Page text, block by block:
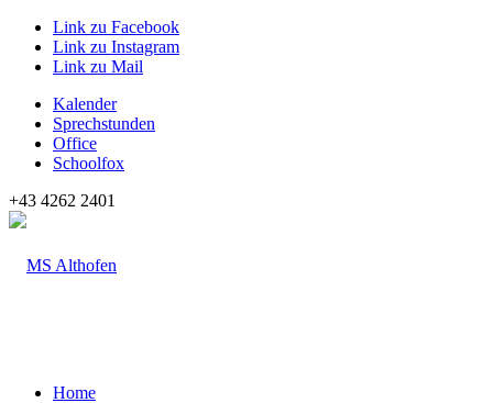
Link zu Facebook
Link zu Instagram
Link zu Mail
Kalender
Sprechstunden
Office
Schoolfox
+43 4262 2401
Home